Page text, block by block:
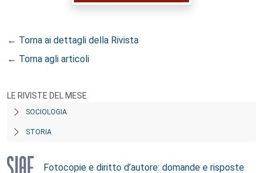
← Torna ai dettagli della Rivista
← Torna agli articoli
LE RIVISTE DEL MESE
SOCIOLOGIA
STORIA
Fotocopie e diritto d’autore: domande e risposte